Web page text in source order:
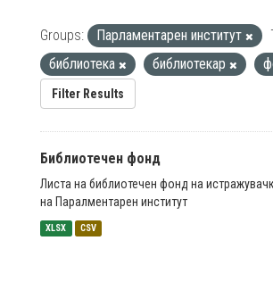
Groups: Парламентарен институт
библиотека
библиотекар
Filter Results
Библиотечен фонд
Листа на библиотечен фонд на
на Паралментарен институт
XLSX CSV